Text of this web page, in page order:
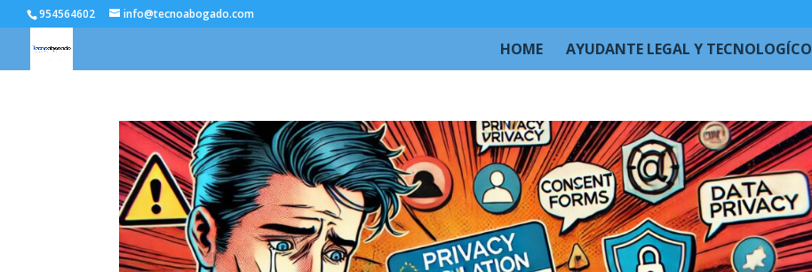
954564602 info@tecnoabogado.com
HOME AYUDANTE LEGAL Y TECNOLOGÍCO